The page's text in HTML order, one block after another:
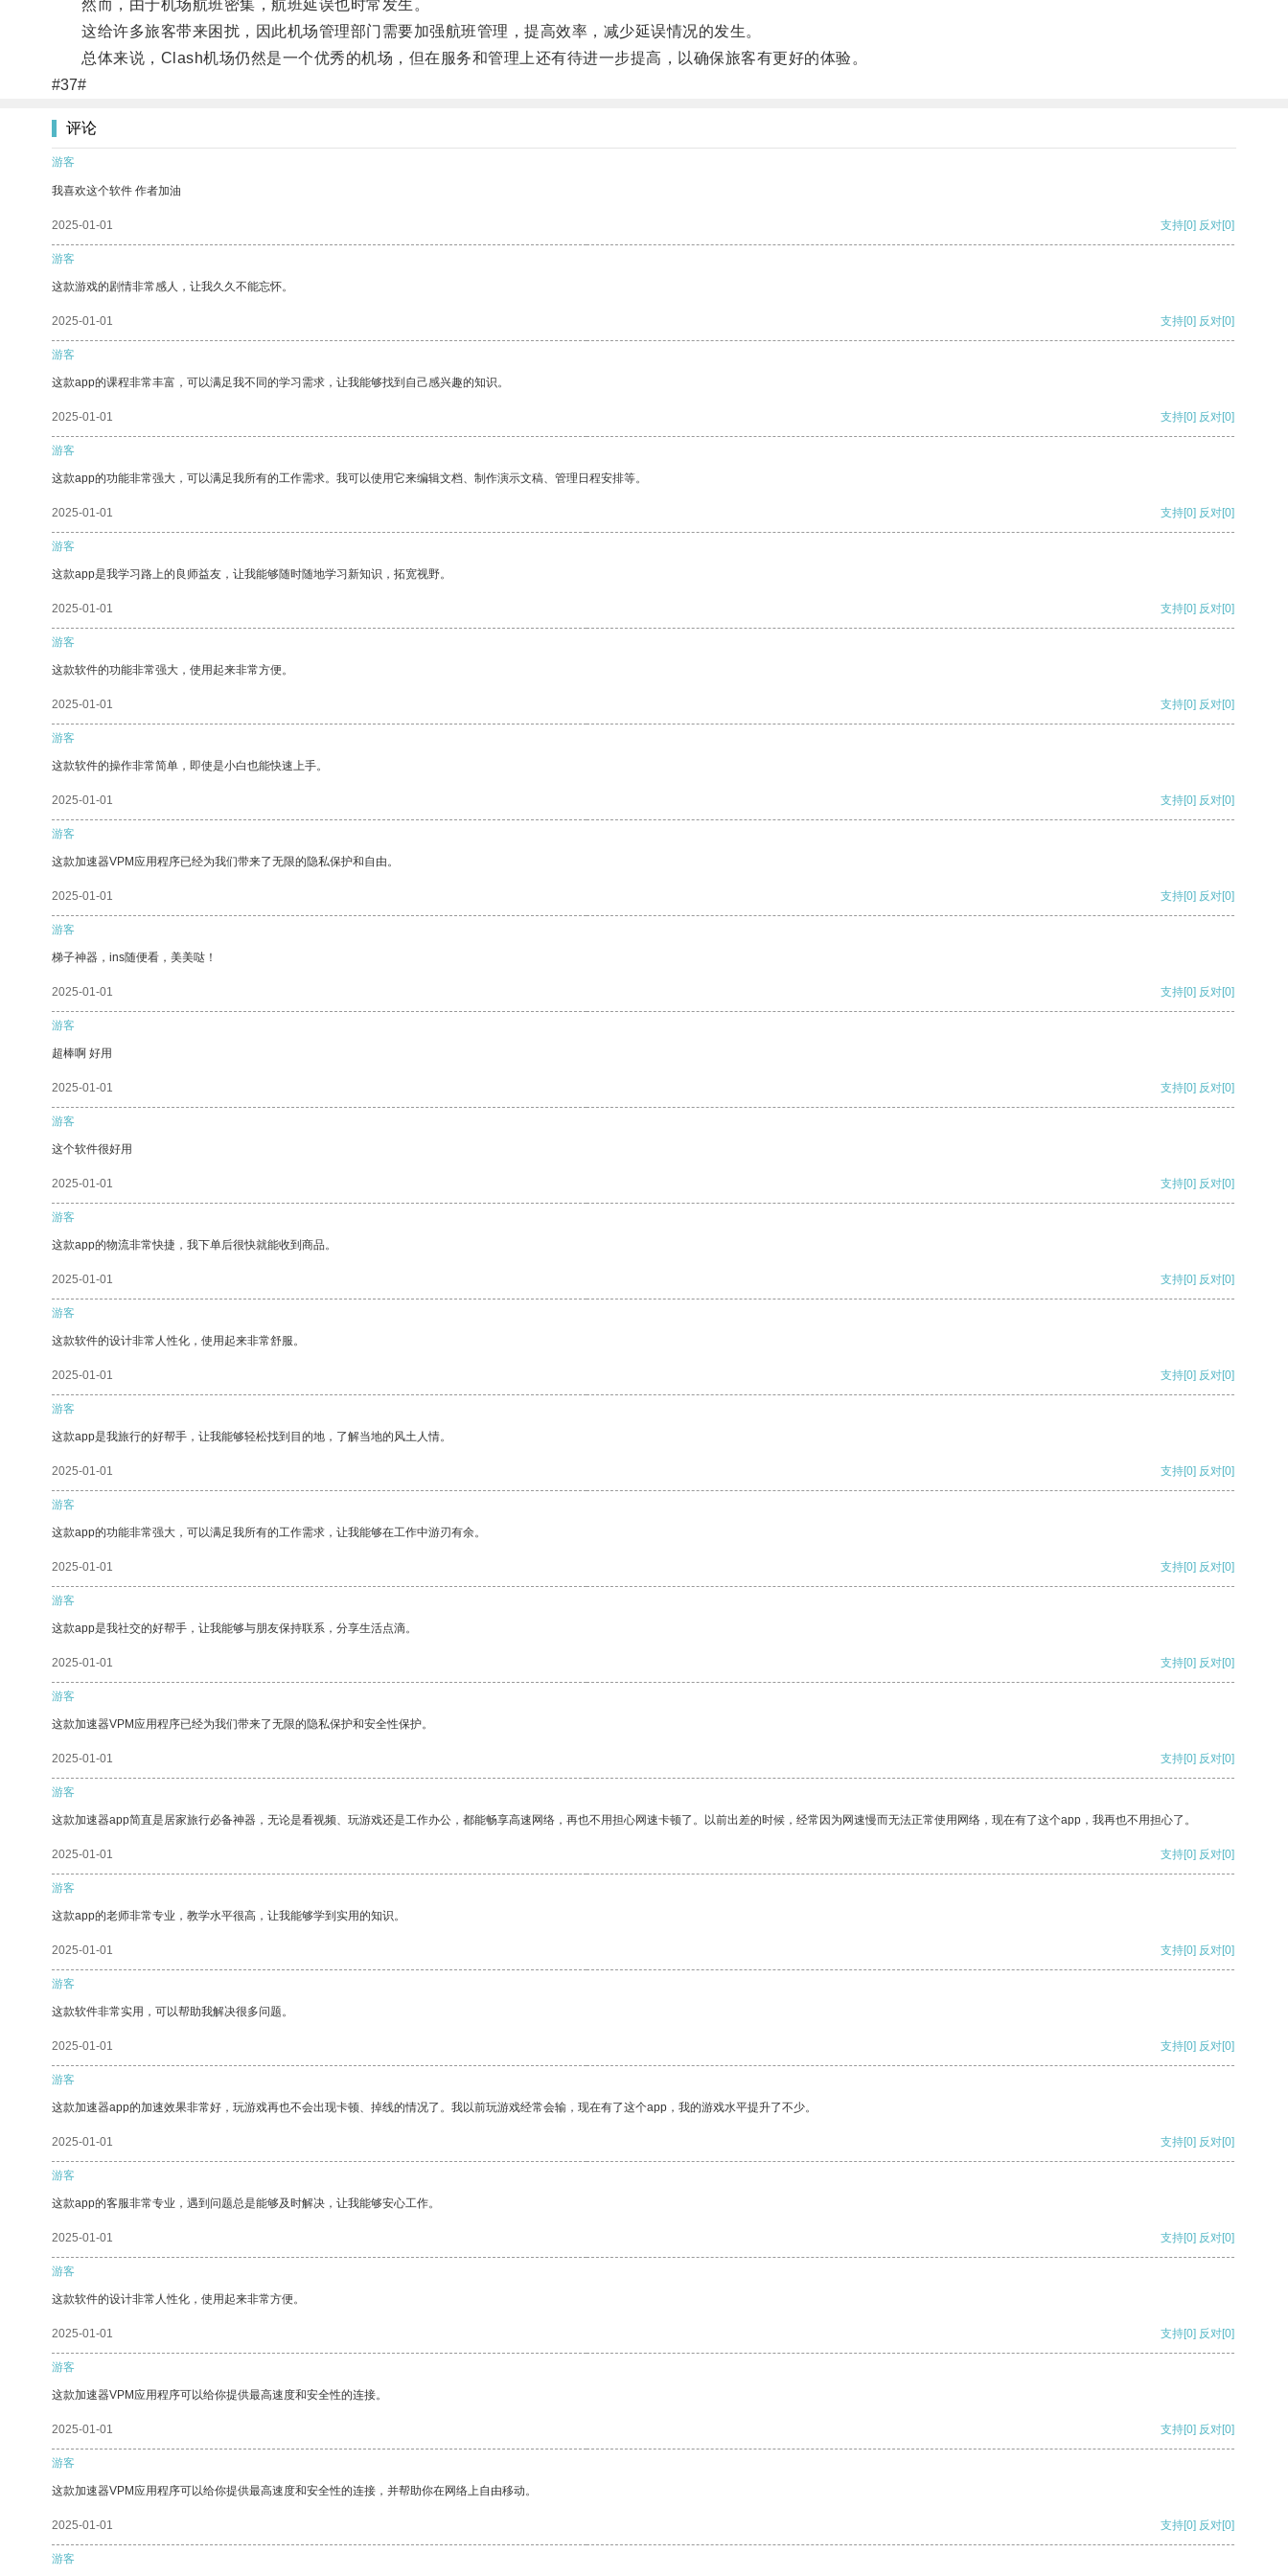
然而，由于机场航班密集，航班延误也时常发生。
这给许多旅客带来困扰，因此机场管理部门需要加强航班管理，提高效率，减少延误情况的发生。
总体来说，Clash机场仍然是一个优秀的机场，但在服务和管理上还有待进一步提高，以确保旅客有更好的体验。
#37#
评论
游客
我喜欢这个软件 作者加油
2025-01-01 支持[0] 反对[0]
游客
这款游戏的剧情非常感人，让我久久不能忘怀。
2025-01-01 支持[0] 反对[0]
游客
这款app的课程非常丰富，可以满足我不同的学习需求，让我能够找到自己感兴趣的知识。
2025-01-01 支持[0] 反对[0]
游客
这款app的功能非常强大，可以满足我所有的工作需求。我可以使用它来编辑文档、制作演示文稿、管理日程安排等。
2025-01-01 支持[0] 反对[0]
游客
这款app是我学习路上的良师益友，让我能够随时随地学习新知识，拓宽视野。
2025-01-01 支持[0] 反对[0]
游客
这款软件的功能非常强大，使用起来非常方便。
2025-01-01 支持[0] 反对[0]
游客
这款软件的操作非常简单，即使是小白也能快速上手。
2025-01-01 支持[0] 反对[0]
游客
这款加速器VPM应用程序已经为我们带来了无限的隐私保护和自由。
2025-01-01 支持[0] 反对[0]
游客
梯子神器，ins随便看，美美哒！
2025-01-01 支持[0] 反对[0]
游客
超棒啊 好用
2025-01-01 支持[0] 反对[0]
游客
这个软件很好用
2025-01-01 支持[0] 反对[0]
游客
这款app的物流非常快捷，我下单后很快就能收到商品。
2025-01-01 支持[0] 反对[0]
游客
这款软件的设计非常人性化，使用起来非常舒服。
2025-01-01 支持[0] 反对[0]
游客
这款app是我旅行的好帮手，让我能够轻松找到目的地，了解当地的风土人情。
2025-01-01 支持[0] 反对[0]
游客
这款app的功能非常强大，可以满足我所有的工作需求，让我能够在工作中游刃有余。
2025-01-01 支持[0] 反对[0]
游客
这款app是我社交的好帮手，让我能够与朋友保持联系，分享生活点滴。
2025-01-01 支持[0] 反对[0]
游客
这款加速器VPM应用程序已经为我们带来了无限的隐私保护和安全性保护。
2025-01-01 支持[0] 反对[0]
游客
这款加速器app简直是居家旅行必备神器，无论是看视频、玩游戏还是工作办公，都能畅享高速网络，再也不用担心网速卡顿了。以前出差的时候，经常因为网速慢而无法正常使用网络，现在有了这个app，我再也不用担心了。
2025-01-01 支持[0] 反对[0]
游客
这款app的老师非常专业，教学水平很高，让我能够学到实用的知识。
2025-01-01 支持[0] 反对[0]
游客
这款软件非常实用，可以帮助我解决很多问题。
2025-01-01 支持[0] 反对[0]
游客
这款加速器app的加速效果非常好，玩游戏再也不会出现卡顿、掉线的情况了。我以前玩游戏经常会输，现在有了这个app，我的游戏水平提升了不少。
2025-01-01 支持[0] 反对[0]
游客
这款app的客服非常专业，遇到问题总是能够及时解决，让我能够安心工作。
2025-01-01 支持[0] 反对[0]
游客
这款软件的设计非常人性化，使用起来非常方便。
2025-01-01 支持[0] 反对[0]
游客
这款加速器VPM应用程序可以给你提供最高速度和安全性的连接。
2025-01-01 支持[0] 反对[0]
游客
这款加速器VPM应用程序可以给你提供最高速度和安全性的连接，并帮助你在网络上自由移动。
2025-01-01 支持[0] 反对[0]
游客